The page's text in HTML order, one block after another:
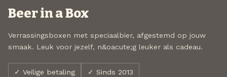
Beer in a Box
Verrassingsboxen met speciaalbier, afgestemd op jouw
smaak. Leuk voor jezelf, n&oacute;g leuker als cadeau.
✓ Veilige betaling ✓ Sinds 2013